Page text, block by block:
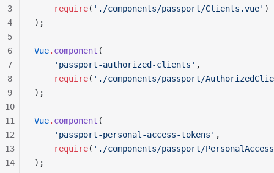
    require
( './components/passport/Clients.vue' )
);
Vue. component (
    'passport-authorized-clients'
,
    require
( './components/passport/
);
Vue. component (
    'passport-personal-access-tokens'
,
    require
( './components/passport/
);
3
4
5
6
7
8
9
10
11
12
13
14